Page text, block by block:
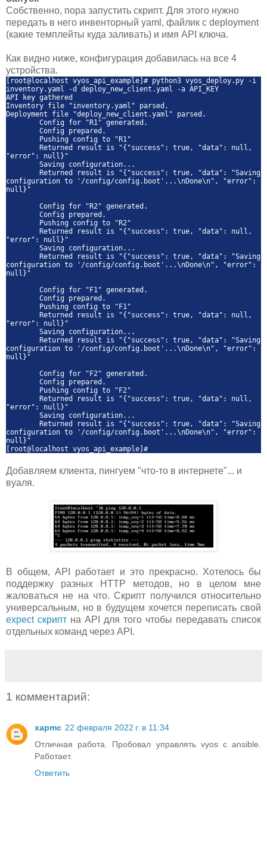
Собственно, пора запустить скрипт. Для этого нужно
передать в него инвенторный yaml, файлик с deployment
(какие темплейты куда заливать) и имя API ключа.
Как видно ниже, конфигурация добавилась на все 4
устройства.
[root@localhost vyos_api_example]# python3 vyos_deploy.py -i
inventory.yaml -d deploy_new_client.yaml -a API_KEY
API key gathered
Inventory file "inventory.yaml" parsed.
Deployment file "deploy_new_client.yaml" parsed.
Config for "R1" generated.
Config prepared.
Pushing config to "R1"
Returned result is "{"success": true, "data": null,
"error": null}"
Saving configuration...
Returned result is "{"success": true, "data": "Saving
configuration to '/config/config.boot'...\nDone\n", "error":
null}"
Config for "R2" generated.
Config prepared.
Pushing config to "R2"
Returned result is "{"success": true, "data": null,
"error": null}"
Saving configuration...
Returned result is "{"success": true, "data": "Saving
configuration to '/config/config.boot'...\nDone\n", "error":
null}"
Config for "F1" generated.
Config prepared.
Pushing config to "F1"
Returned result is "{"success": true, "data": null,
"error": null}"
Saving configuration...
Returned result is "{"success": true, "data": "Saving
configuration to '/config/config.boot'...\nDone\n", "error":
null}"
Config for "F2" generated.
Config prepared.
Pushing config to "F2"
Returned result is "{"success": true, "data": null,
"error": null}"
Saving configuration...
Returned result is "{"success": true, "data": "Saving
configuration to '/config/config.boot'...\nDone\n", "error":
null}"
[root@localhost vyos_api_example]#
Добавляем клиента, пингуем "что-то в интернете"... и
вуаля.
В общем, API работает и это прекрасно. Хотелось бы
поддержку разных HTTP методов, но в целом мне
жаловаться не на что. Скрипт получился относительно
универсальным, но в будущем хочется переписать свой
expect скрипт на API для того чтобы передавать список
отдельных команд через API.
1 комментарий:
xapmc 22 февраля 2022 г. в 11:34
Отличная работа. Пробовал управлять vyos с ansible.
Работает.
Ответить